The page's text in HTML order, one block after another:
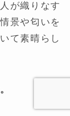
が織りなす
景や匂いを
て素晴らし